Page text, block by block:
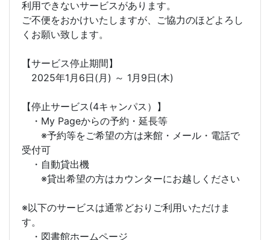
利用できないサービスがあります。
ご不便をおかけいたしますが、ご協力のほどよろし
くお願い致します。
【サービス停止期間】
2025年1月6日(月) ～ 1月9日(木)
【停止サービス(4キャンパス）】
・My Pageからの予約・延長等
※予約等をご希望の方は来館・メール・電話で
受付可
・自動貸出機
※貸出希望の方はカウンターにお越しください
※以下のサービスは通常どおりご利用いただけま
す。
・図書館ホームページ